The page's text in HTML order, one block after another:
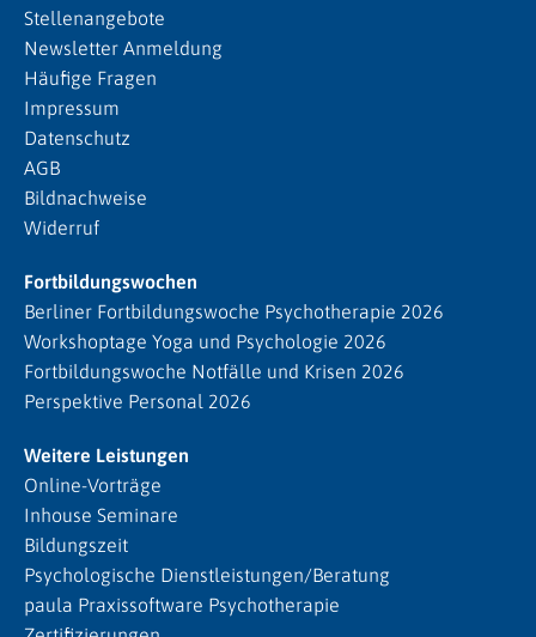
Stellenangebote
Newsletter Anmeldung
Häufige Fragen
Impressum
Datenschutz
AGB
Bildnachweise
Widerruf
Fortbildungswochen
Berliner Fortbildungswoche Psychotherapie 2026
Workshoptage Yoga und Psychologie 2026
Fortbildungswoche Notfälle und Krisen 2026
Perspektive Personal 2026
Weitere Leistungen
Online-Vorträge
Inhouse Seminare
Bildungszeit
Psychologische Dienstleistungen/Beratung
paula Praxissoftware Psychotherapie